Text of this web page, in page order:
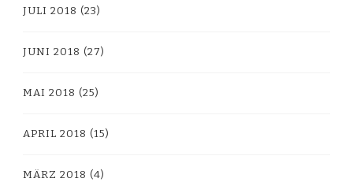
JULI 2018 (23)
JUNI 2018 (27)
MAI 2018 (25)
APRIL 2018 (15)
MÄRZ 2018 (4)